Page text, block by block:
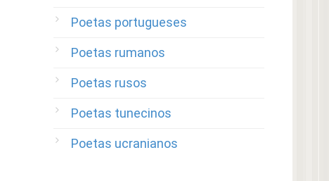
Poetas portugueses
Poetas rumanos
Poetas rusos
Poetas tunecinos
Poetas ucranianos